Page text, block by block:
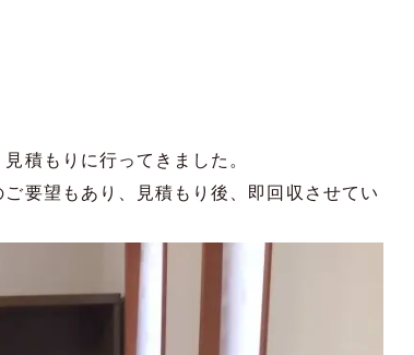
積もりに行ってきました。
要望もあり、見積もり後、即回収させてい